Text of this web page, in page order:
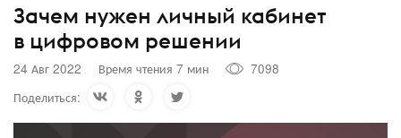
Зачем нужен личный кабинет
в цифровом решении
24 Авг 2022 Время чтения 7 мин
7098
Поделиться: